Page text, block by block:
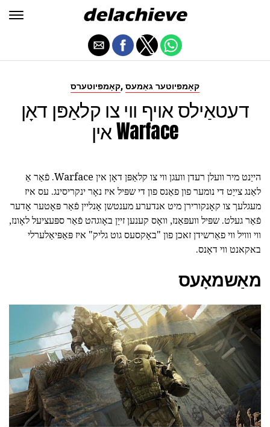
קאָמפּיוטערס, קאָמפּיוטער גאַמעס
דעטאַילס אויף ווי צו קלאַפּן דאָן
אין Warface
הייַנט מיר וועלן רעדן וועגן ווי צו קלאַפּן דאָן אין Warface. פֿאַר אַ
לאַנג צייַט די נומער פון פאַנס פון די שפּיל איז נאָר ינקריסינג. עס איז
מעגלעך צו קאָנקורירן מיט אנדערע מענטשן אָנליין פֿאַר פּאָטער אָדער
פֿאַר געלט. שפּיל וועפּאַנז, וואָס קענען זייַן באָוגהט פֿאַר ספּעציעל לאָונז,
ווי ווויל ווי פאַרשידן זאכן פון "באָקסעס גוט גליק" איז פּאַפּיאַלערלי
באקאנט ווי דאָנס.
מאַשמאָעס